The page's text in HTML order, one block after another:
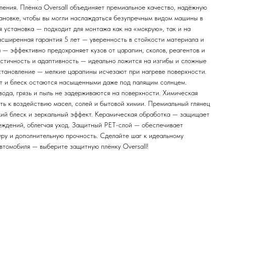
Плёнка Oversall объединяет премиальное качество, надёжную
чтобы вы могли наслаждаться безупречным видом машины в
установка — подходит для монтажа как на «мокрую», так и на
гарантия 5 лет — уверенность в стойкости материала и
эффективно предохраняет кузов от царапин, сколов, реагентов и
и адаптивность — идеально ложится на изгибы и сложные
— мелкие царапины исчезают при нагреве поверхности.
и блеск остаются насыщенными даже под палящим солнцем.
грязь и пыль не задерживаются на поверхности. Химическая
к воздействию масел, солей и бытовой химии. Премиальный глянец
блеск и зеркальный эффект. Керамическая обработка — защищает
облегчая уход. Защитный PET-слой — обеспечивает
и дополнительную прочность. Сделайте шаг к идеальному
— выберите защитную плёнку Oversall!